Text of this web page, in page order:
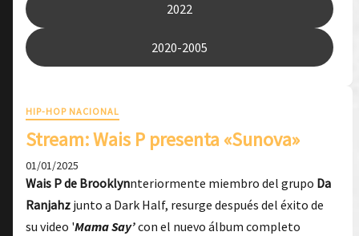
2022
2020-2005
HIP-HOP NACIONAL
Stream: Wais P presenta «Sunova»
01/01/2025
Wais P de Brooklynnteriormente miembro del grupo Da
Ranjahz junto a Dark Half, resurge después del éxito de
su video 'Mama Say’con el nuevo álbum completo